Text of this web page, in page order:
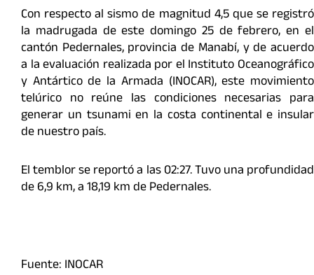
Con respecto al sismo de magnitud 4,5 que se registró
la madrugada de este domingo 25 de febrero, en el
cantón Pedernales, provincia de Manabí, y de acuerdo
a la evaluación realizada por el Instituto Oceanográfico
y Antártico de la Armada (INOCAR), este movimiento
telúrico no reúne las condiciones necesarias para
generar un tsunami en la costa continental e insular
de nuestro país.
El temblor se reportó a las 02:27. Tuvo una profundidad
de 6,9 km, a 18,19 km de Pedernales.
Fuente: INOCAR